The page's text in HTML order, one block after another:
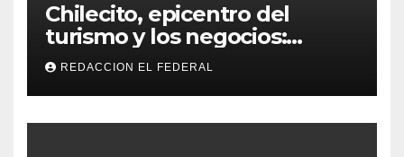
Chilecito, epicentro del
turismo y los negocios:
arranca la Expo que promete
revolucionar la economía
regional en un evento sin
precedentes en La Rioja
REDACCION EL FEDERAL